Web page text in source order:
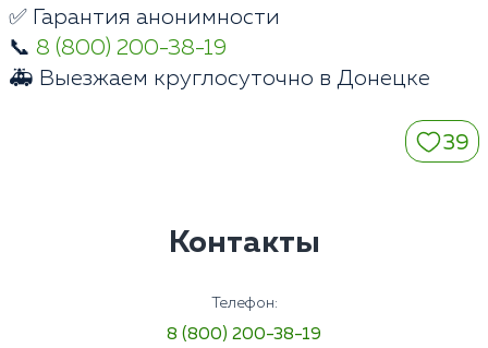
✅ Гарантия анонимности
📞 8 (800) 200-38-19
🚑 Выезжаем круглосуточно в Донецке
39
Контакты
Телефон:
8 (800) 200-38-19